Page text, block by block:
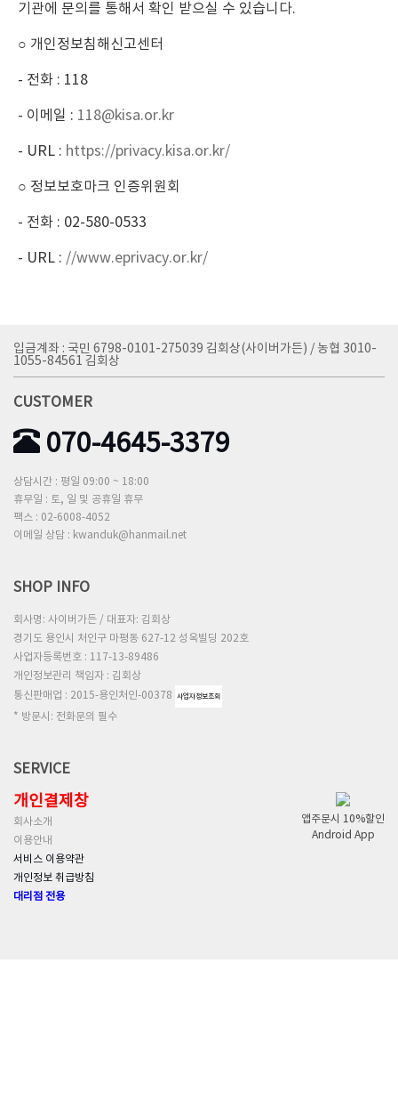
기관에 문의를 통해서 확인 받으실 수 있습니다.
○ 개인정보침해신고센터
- 전화 : 118
- 이메일 : 118@kisa.or.kr
- URL : https://privacy.kisa.or.kr/
○ 정보보호마크 인증위원회
- 전화 : 02-580-0533
- URL : //www.eprivacy.or.kr/
입금계좌 : 국민 6798-0101-275039 김회상(사이버가든) / 농협 3010-
1055-84561 김회상
CUSTOMER
070-4645-3379
상담시간 : 평일 09:00 ~ 18:00
휴무일 : 토, 일 및 공휴일 휴무
팩스 : 02-6008-4052
이메일 상담 : kwanduk@hanmail.net
SHOP INFO
회사명: 사이버가든 / 대표자: 김회상
경기도 용인시 처인구 마평동 627-12 성옥빌딩 202호
사업자등록번호 : 117-13-89486
개인정보관리 책임자 : 김회상
통신판매업 : 2015-용인처인-00378
사업자정보조회
* 방문시: 전화문의 필수
SERVICE
앱주문시 10%할인
Android App
개인결제창
회사소개
이용안내
서비스 이용약관
개인정보 취급방침
대리점 전용